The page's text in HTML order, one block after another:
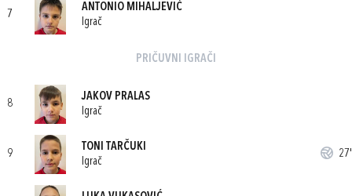
7
ANTONIO MIHALJEVIĆ
Igrač
PRIČUVNI IGRAČI
8
JAKOV PRALAS
Igrač
9
TONI TARČUKI
Igrač
27'